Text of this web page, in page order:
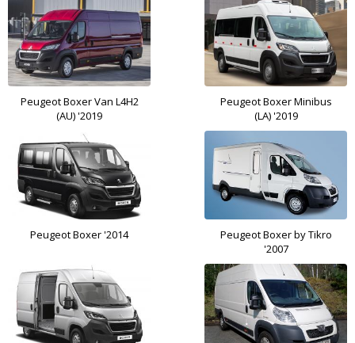
Peugeot Boxer Van L4H2
(AU) '2019
Peugeot Boxer Minibus
(LA) '2019
Peugeot Boxer '2014
Peugeot Boxer by Tikro
'2007